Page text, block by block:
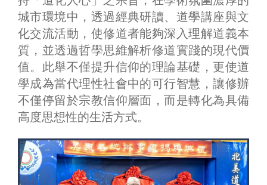
城市環境中，透過經典研讀、道學講座與文
化交流活動，使修道者能夠深入理解道義本
質，並透過哲學思維解析修道實踐的現代價
值。此舉不僅提升信仰的理論基礎，更使道
學成為當代理性社會中的可行智慧，讓修辦
不僅停留於宗教信仰層面，而是轉化為具備
高度思想性的生活方式。